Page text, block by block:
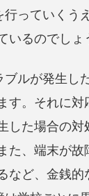
っていくう
いるのでしょ
ブルが発生し
す。それに対
した場合の対
た、端末が故
など、金銭的